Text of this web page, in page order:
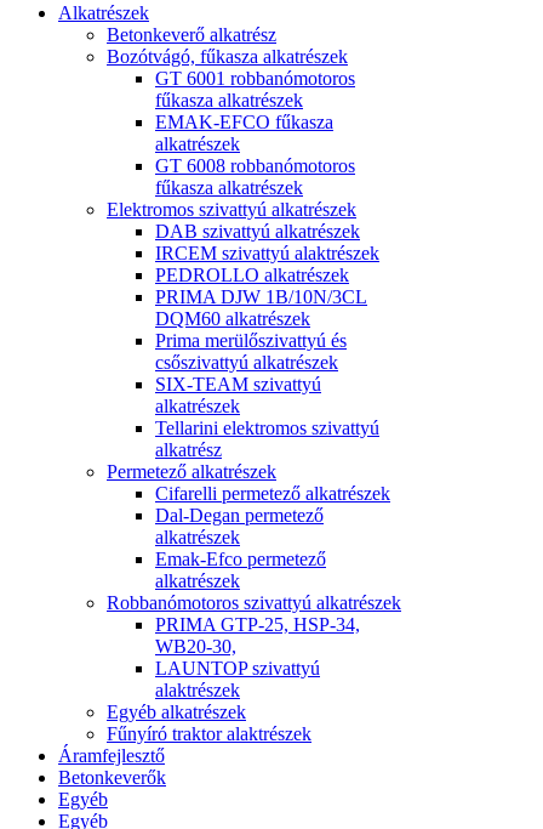
Alkatrészek
Betonkeverő alkatrész
Bozótvágó, fűkasza alkatrészek
GT 6001 robbanómotoros
fűkasza alkatrészek
EMAK-EFCO fűkasza
alkatrészek
GT 6008 robbanómotoros
fűkasza alkatrészek
Elektromos szivattyú alkatrészek
DAB szivattyú alkatrészek
IRCEM szivattyú alaktrészek
PEDROLLO alkatrészek
PRIMA DJW 1B/10N/3CL
DQM60 alkatrészek
Prima merülőszivattyú és
csőszivattyú alkatrészek
SIX-TEAM szivattyú
alkatrészek
Tellarini elektromos szivattyú
alkatrész
Permetező alkatrészek
Cifarelli permetező alkatrészek
Dal-Degan permetező
alkatrészek
Emak-Efco permetező
alkatrészek
Robbanómotoros szivattyú alkatrészek
PRIMA GTP-25, HSP-34,
WB20-30,
LAUNTOP szivattyú
alaktrészek
Egyéb alkatrészek
Fűnyíró traktor alaktrészek
Áramfejlesztő
Betonkeverők
Egyéb
Egyéb